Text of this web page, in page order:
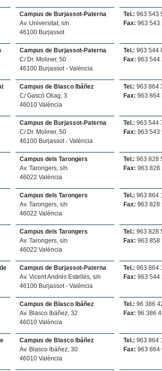
Campus de Burjassot-Paterna
Av. Universitat, s/n
46100 Burjassot
Tel.: 963 543
Fax: 963 543
Campus de Burjassot-Paterna
C/ Dr. Moliner, 50
46100 Burjassot - València
Tel.: 963 544
Fax: 963 544
Campus de Blasco Ibáñez
C/ Gascó Oliag, 3
46010 València
Tel.: 963 864
Fax: 963 864
Campus de Burjassot-Paterna
C/ Dr. Moliner, 50
46100 Burjassot - València
Tel.: 963 544
Fax: 963 543
Campus dels Tarongers
Av. Tarongers, s/n
46022 València
Tel.: 963 828
Fax: 963 828
Campus dels Tarongers
Av. Tarongers, s/n
46022 València
Tel.: 963 864
Fax: 963 828
Campus dels Tarongers
Av. Tarongers, s/n
46022 València
Tel.: 963 828
Fax: 963 858
Campus de Burjassot-Paterna
Av. Vicent Andrés Estellés, s/n
46100 Burjassot - València
Tel.: 963 864
Fax: 963 544
Campus de Blasco Ibáñez
Av. Blasco Ibáñez, 32
46010 València
Tel.: 96 386
Fax: 96 386
Campus de Blasco Ibáñez
Av. Blasco Ibáñez, 30
46010 València
Tel.: 963 864
Fax: 963 864